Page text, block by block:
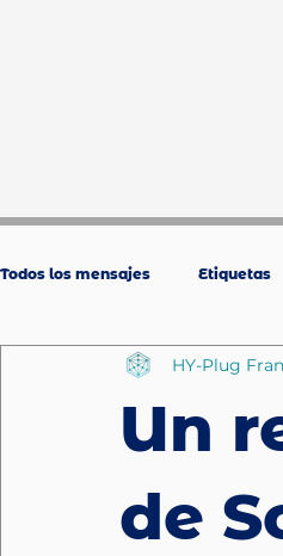
Todos los mensajes Etiquetas
Un
de
HY-Plug